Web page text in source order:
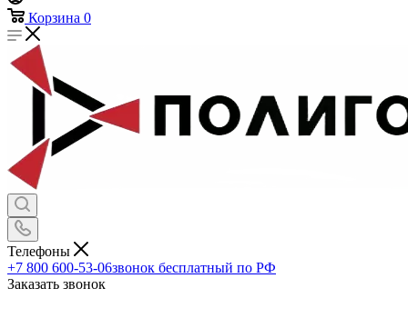
Корзина 0
Телефоны
+7 800 600-53-06звонок бесплатный по РФ
Заказать звонок